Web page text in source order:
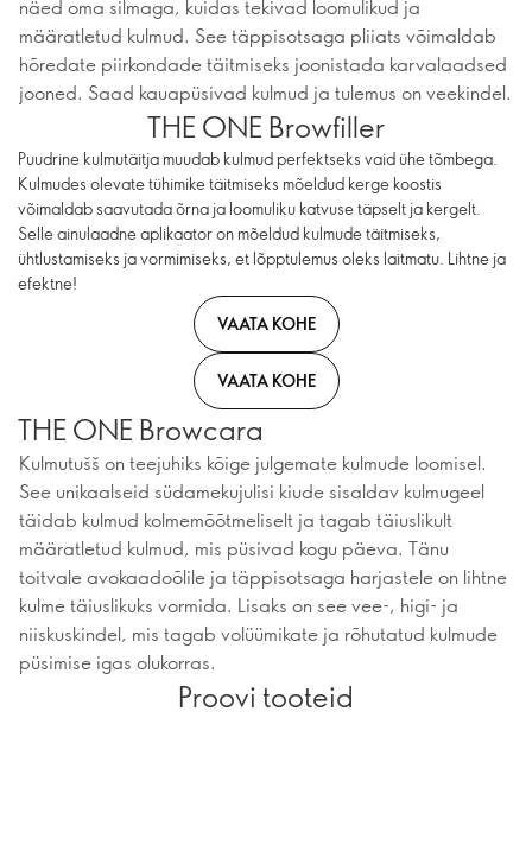
näed oma silmaga, kuidas tekivad loomulikud ja
määratletud kulmud. See täppisotsaga pliiats võimaldab
hõredate piirkondade täitmiseks joonistada karvalaadsed
jooned. Saad kauapüsivad kulmud ja tulemus on veekindel.
THE ONE Browfiller
Puudrine kulmutäitja muudab kulmud perfektseks vaid ühe tõmbega.
Kulmudes olevate tühimike täitmiseks mõeldud kerge koostis
võimaldab saavutada õrna ja loomuliku katvuse täpselt ja kergelt.
Selle ainulaadne aplikaator on mõeldud kulmude täitmiseks,
ühtlustamiseks ja vormimiseks, et lõpptulemus oleks laitmatu. Lihtne ja
efektne!
VAATA KOHE
VAATA KOHE
THE ONE Browcara
Kulmutušš on teejuhiks kõige julgemate kulmude loomisel.
See unikaalseid südamekujulisi kiude sisaldav kulmugeel
täidab kulmud kolmemõõtmeliselt ja tagab täiuslikult
määratletud kulmud, mis püsivad kogu päeva. Tänu
toitvale avokaadoõlile ja täppisotsaga harjastele on lihtne
kulme täiuslikuks vormida. Lisaks on see vee-, higi- ja
niiskuskindel, mis tagab volüümikate ja rõhutatud kulmude
püsimise igas olukorras.
Proovi tooteid